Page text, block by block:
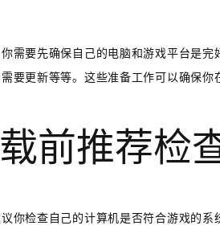
需要先确保自己的电脑和游戏平台是
要更新等等。这些准备工作可以确保
前推荐检
你检查自己的计算机是否符合游戏的